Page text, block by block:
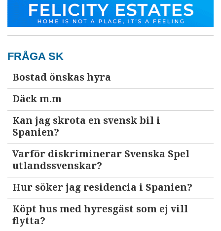
FRÅGA SK
Bostad önskas hyra
Däck m.m
Kan jag skrota en svensk bil i
Spanien?
Varför diskriminerar Svenska Spel
utlandssvenskar?
Hur söker jag residencia i Spanien?
Köpt hus med hyresgäst som ej vill
flytta?